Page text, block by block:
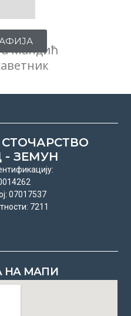
Мандић
- ЗЕМУН
07017537
7211
НА МАПИ